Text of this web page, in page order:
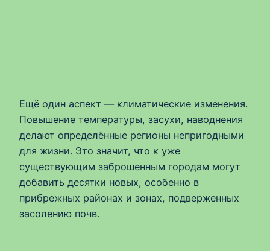
Ещё один аспект — климатические изменения.
Повышение температуры, засухи, наводнения
делают определённые регионы непригодными
для жизни. Это значит, что к уже
существующим заброшенным городам могут
добавить десятки новых, особенно в
прибрежных районах и зонах, подверженных
засолению почв.